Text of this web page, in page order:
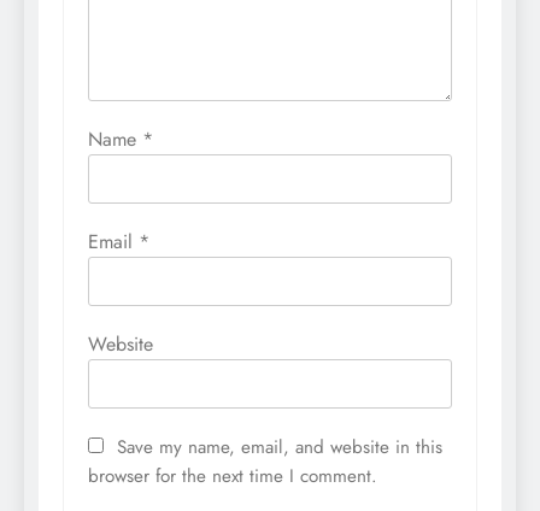
Name *
Email *
Website
Save my name, email, and website in this
browser for the next time I comment.